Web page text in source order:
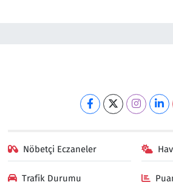
Nöbetçi Eczaneler
Trafik Durumu